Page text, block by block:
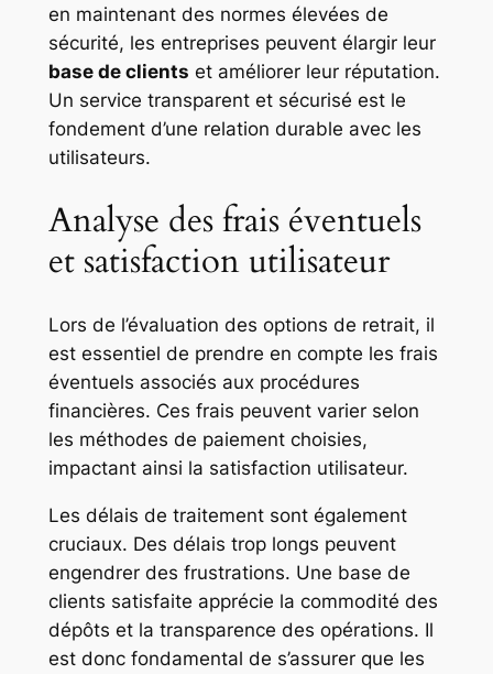
en maintenant des normes élevées de
sécurité, les entreprises peuvent élargir leur
base de clients et améliorer leur réputation.
Un service transparent et sécurisé est le
fondement d’une relation durable avec les
utilisateurs.
Analyse des frais éventuels
et satisfaction utilisateur
Lors de l’évaluation des options de retrait, il
est essentiel de prendre en compte les frais
éventuels associés aux procédures
financières. Ces frais peuvent varier selon
les méthodes de paiement choisies,
impactant ainsi la satisfaction utilisateur.
Les délais de traitement sont également
cruciaux. Des délais trop longs peuvent
engendrer des frustrations. Une base de
clients satisfaite apprécie la commodité des
dépôts et la transparence des opérations. Il
est donc fondamental de s’assurer que les